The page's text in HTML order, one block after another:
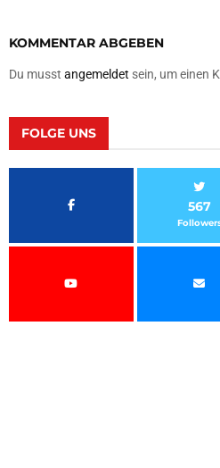
KOMMENTAR ABGEBEN
Du musst angemeldet sein, um einen
FOLGE UNS
567